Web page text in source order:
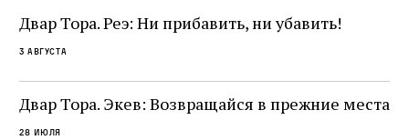
не просто покровитель переводчиков,
окружённый книгами. Перед нами человек,
одно решение которого вызвало возмущение
целой общины и стало частью многовекового
спора о том, кому принадлежит последнее
слово в переводе Библии
Двар Тора. Реэ: Ни прибавить, ни убавить!
3 августа
Двар Тора. Экев: Возвращайся в прежние места
28 июля